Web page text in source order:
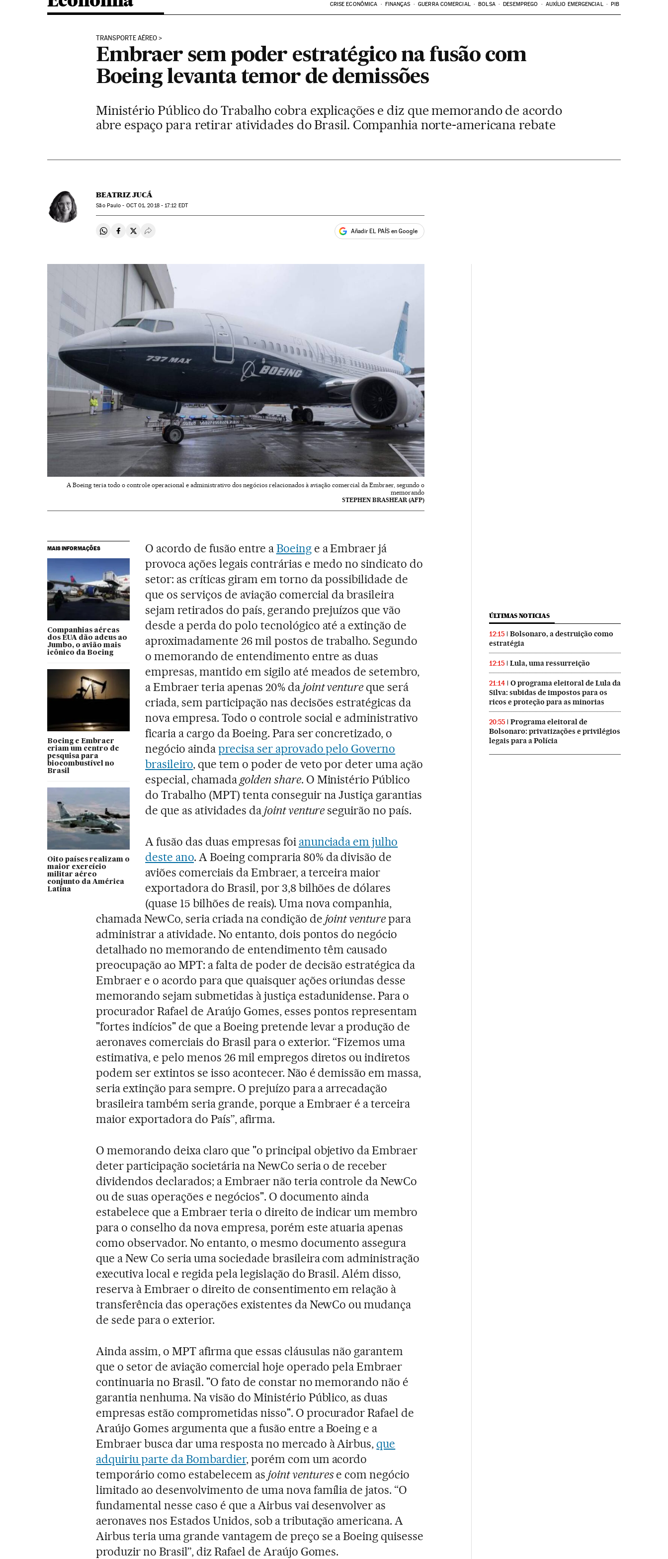
CRISE ECONÔMICA FINANÇAS GUERRA COMERCIAL BOLSA DESEMPREGO AUXÍLIO EMERGENCIAL PIB
TRANSPORTE AÉREO
Embraer sem poder estratégico na fusão com
Boeing levanta temor de demissões
Ministério Público do Trabalho cobra explicações e diz que memorando de acordo
abre espaço para retirar atividades do Brasil. Companhia norte-americana rebate
BEATRIZ JUCÁ
São Paulo - OCT01, 2018 - 17:12 EDT
Compartir en Whatsapp
Compartir en Facebook
Compartir en Twitter
Desplegar Redes Sociales Añadir EL PAÍS en Google
A Boeing teria todo o controle operacional e administrativo dos negócios relacionados à aviação comercial da Embraer, segundo o
memorando
STEPHEN BRASHEAR (AFP)
MAIS INFORMAÇÕES
Companhias aéreas
dos EUA dão adeus ao
Jumbo, o avião mais
icônico da Boeing
Boeing e Embraer
criam um centro de
pesquisa para
biocombustível no
Brasil
Oito países realizam o
maior exercício
militar aéreo
conjunto da América
Latina
O acordo de fusão entre aBoeinge a Embraer já
provoca ações legais contrárias e medo no sindicato do
setor: as críticas giram em torno da possibilidade de
que os serviços de aviação comercial da brasileira
sejam retirados do país, gerando prejuízos que vão
desde a perda do polo tecnológico até a extinção de
aproximadamente 26 mil postos de trabalho. Segundo
o memorando de entendimento entre as duas
empresas, mantido em sigilo até meados de setembro,
a Embraer teria apenas 20% dajoint ventureque será
criada, sem participação nas decisões estratégicas da
nova empresa. Todo o controle social e administrativo
ficaria a cargo da Boeing. Para ser concretizado, o
negócio aindaprecisa ser aprovado pelo Governo
brasileiro, que tem o poder de veto por deter uma ação
especial, chamadagolden share. O Ministério Público
do Trabalho (MPT) tenta conseguir na Justiça garantias
de que as atividades dajoint ventureseguirão no país.
A fusão das duas empresas foi anunciada em julho
deste ano. A Boeing compraria 80% da divisão de
aviões comerciais da Embraer, a terceira maior
exportadora do Brasil, por 3,8 bilhões de dólares
(quase 15 bilhões de reais). Uma nova companhia,
chamada NewCo, seria criada na condição de joint venturepara
administrar a atividade. No entanto, dois pontos do negócio
detalhado no memorando de entendimento têm causado
preocupação ao MPT: a falta de poder de decisão estratégica da
Embraer e o acordo para que quaisquer ações oriundas desse
memorando sejam submetidas à justiça estadunidense. Para o
procurador Rafael de Araújo Gomes, esses pontos representam
"fortes indícios" de que a Boeing pretende levar a produção de
aeronaves comerciais do Brasil para o exterior. “Fizemos uma
estimativa, e pelo menos 26 mil empregos diretos ou indiretos
podem ser extintos se isso acontecer. Não é demissão em massa,
seria extinção para sempre. O prejuízo para a arrecadação
brasileira também seria grande, porque a Embraer é a terceira
maior exportadora do País”, afirma.
O memorando deixa claro que "o principal objetivo da Embraer
deter participação societária na NewCo seria o de receber
dividendos declarados; a Embraer não teria controle da NewCo
ou de suas operações e negócios". O documento ainda
estabelece que a Embraer teria o direito de indicar um membro
para o conselho da nova empresa, porém este atuaria apenas
como observador. No entanto, o mesmo documento assegura
que a New Co seria uma sociedade brasileira com administração
executiva local e regida pela legislação do Brasil. Além disso,
reserva à Embraer o direito de consentimento em relação à
transferência das operações existentes da NewCo ou mudança
de sede para o exterior.
Ainda assim, o MPT afirma que essas cláusulas não garantem
que o setor de aviação comercial hoje operado pela Embraer
continuaria no Brasil. "O fato de constar no memorando não é
garantia nenhuma. Na visão do Ministério Público, as duas
empresas estão comprometidas nisso". O procurador Rafael de
Araújo Gomes argumenta que a fusão entre a Boeing e a
Embraer busca dar uma resposta no mercado à Airbus, que
adquiriu parte da Bombardier, porém com um acordo
temporário como estabelecem as joint venturese com negócio
limitado ao desenvolvimento de uma nova família de jatos. “O
fundamental nesse caso é que a Airbus vai desenvolver as
aeronaves nos Estados Unidos, sob a tributação americana. A
Airbus teria uma grande vantagem de preço se a Boeing quisesse
produzir no Brasil”, diz Rafael de Araújo Gomes.
ÚLTIMAS NOTICIAS
12:15
Bolsonaro, a destruição como
estratégia
12:15 Lula, uma ressurreição
21:14
O programa eleitoral de Lula da
Silva: subidas de impostos para os
ricos e proteção para as minorias
20:55
Programa eleitoral de
Bolsonaro: privatizações e privilégios
legais para a Polícia